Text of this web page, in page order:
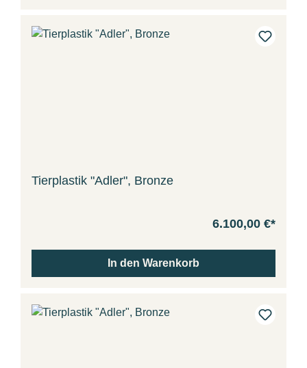
Tierplastik "Adler", Bronze
6.100,00 €*
In den Warenkorb